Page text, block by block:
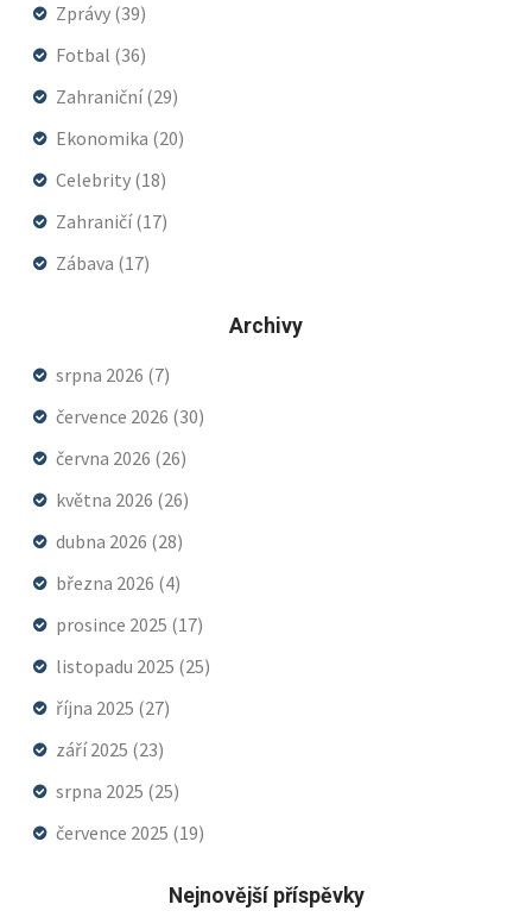
Zprávy (39)
Fotbal (36)
Zahraniční(29)
Ekonomika (20)
Celebrity (18)
Zahraničí(17)
Zábava (17)
Archivy
srpna 2026 (7)
července 2026 (30)
června 2026 (26)
května 2026 (26)
dubna 2026 (28)
března 2026 (4)
prosince 2025 (17)
listopadu 2025 (25)
října 2025 (27)
září 2025 (23)
srpna 2025 (25)
července 2025 (19)
Nejnovější příspěvky